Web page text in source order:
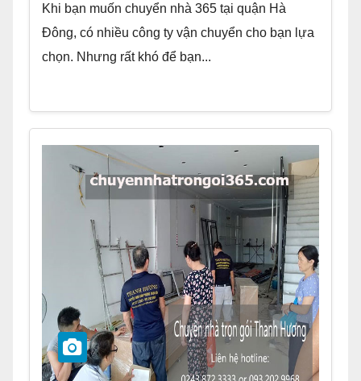
Khi bạn muốn chuyển nhà 365 tại quận Hà
Đông, có nhiều công ty vận chuyển cho bạn lựa
chọn. Nhưng rất khó để bạn...